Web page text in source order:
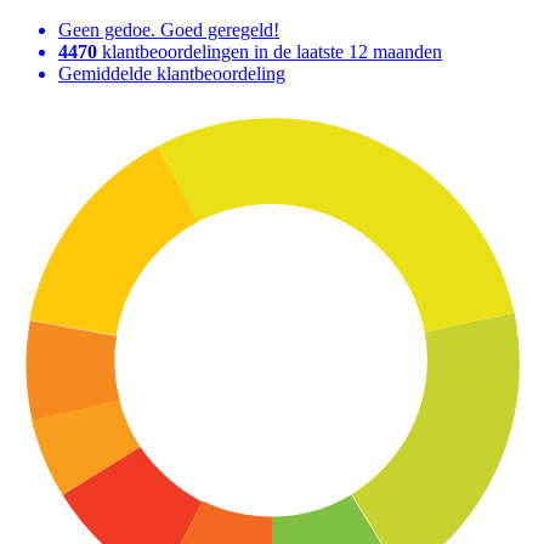
Geen gedoe. Goed geregeld!
4470 klantbeoordelingen in de laatste 12 maanden
Gemiddelde klantbeoordeling